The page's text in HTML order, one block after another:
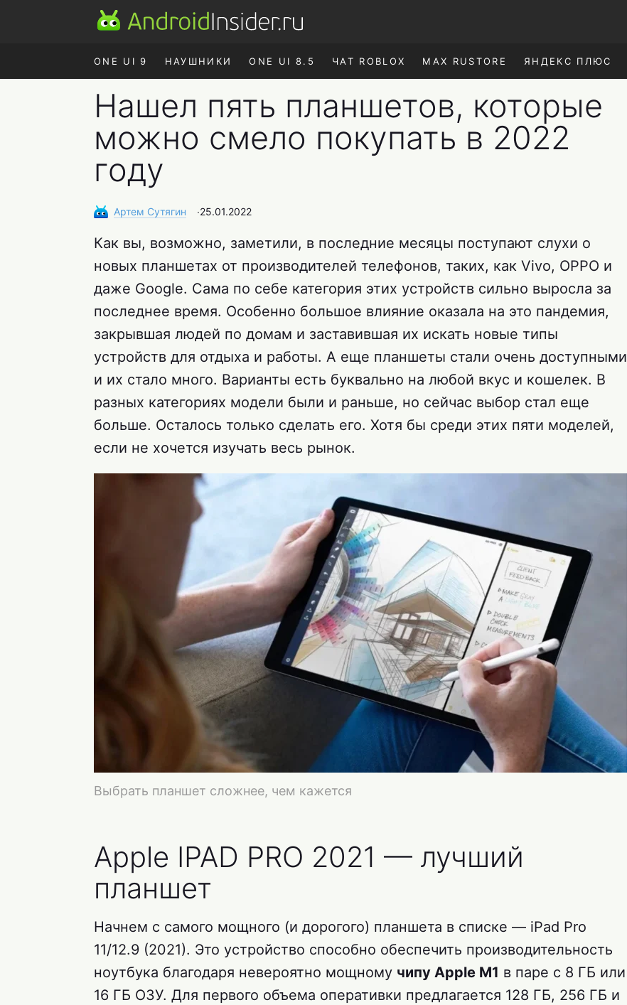
ONE UI 9 НАУШНИКИ ONE UI 8.5 ЧАТ ROBLOX MAX RUSTORE ЯНДЕКС ПЛЮС
Нашел пять планшетов, которые
можно смело покупать в 2022
году
Артем Сутягин ∙25.01.2022
Как вы, возможно, заметили, в последние месяцы поступают слухи о
новых планшетах от производителей телефонов, таких, как Vivo, OPPO и
даже Google. Сама по себе категория этих устройств сильно выросла за
последнее время. Особенно большое влияние оказала на это пандемия,
закрывшая людей по домам и заставившая их искать новые типы
устройств для отдыха и работы. А еще планшеты стали очень доступными
и их стало много. Варианты есть буквально на любой вкус и кошелек. В
разных категориях модели были и раньше, но сейчас выбор стал еще
больше. Осталось только сделать его. Хотя бы среди этих пяти моделей,
если не хочется изучать весь рынок.
Выбрать планшет сложнее, чем кажется
Apple IPAD PRO 2021 — лучший
планшет
Начнем с самого мощного (и дорогого) планшета в списке — iPad Pro
11/12.9 (2021). Это устройство способно обеспечить производительность
ноутбука благодаря невероятно мощному чипу Apple M1 в паре с 8 ГБ или
16 ГБ ОЗУ. Для первого объема оперативки предлагается 128 ГБ, 256 ГБ и